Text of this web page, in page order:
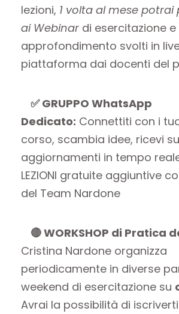
lezioni, 1 volta al mese
ai Webinar di esercitazione e
approfondimento svolti in
piattaforma dai docenti del
✅GRUPPO WhatsApp
Dedicato: Connettiti con i
corso, scambia idee, ricevi
aggiornamenti in tempo reale
LEZIONI gratuite aggiuntive
del Team Nardone
🔴WORKSHOP di Pratica
Cristina Nardone organizza
periodicamente in diverse
weekend di esercitazione su
Avrai la possibilità di